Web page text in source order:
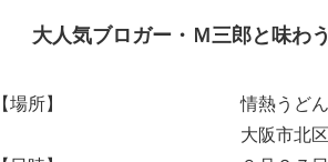
大人気ブロガー・Ｍ三郎と味わ
【場所】 情熱うどん
大阪市北区豊崎３－４－１